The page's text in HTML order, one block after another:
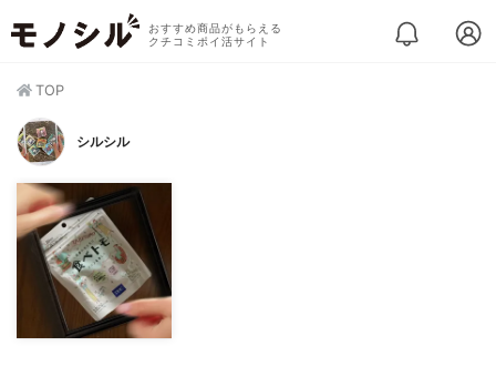
おすすめ商品がもらえる
クチコミポイ活サイト
TOP
シルシル